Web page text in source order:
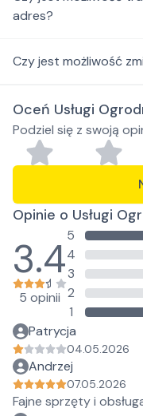
adres?
Czy jest możliwość
Oceń Usługi
Krzewiński
Podziel się z swoją
Opinie o Usługi
Krzewiński
3.4
5 opinii
5
4
3
2
1
Patrycja
04.05.2026
Andrzej
07.05.2026
Fajne sprzęty i